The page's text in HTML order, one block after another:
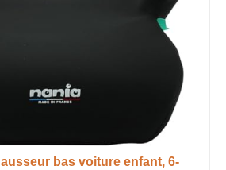
bas voiture enfant, 6-